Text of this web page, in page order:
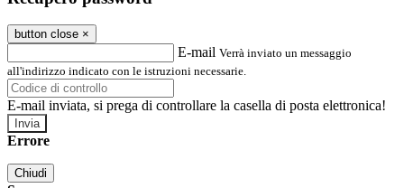
button close ×
E-mail Verrà inviato un messaggio
all'indirizzo indicato con le istruzioni necessarie.
E-mail inviata, si prega di controllare la casella di posta elettronica!
Errore
Chiudi